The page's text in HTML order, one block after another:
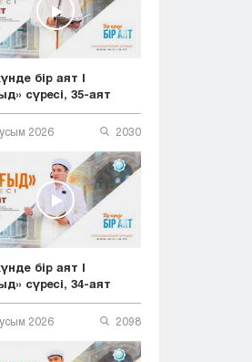
бір аят |
сүресі, 35-аят
2026 2030
бір аят |
сүресі, 34-аят
2026 2098